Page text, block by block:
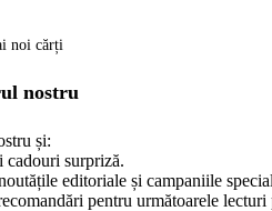
noi cărți
nostru
și:
surpriză.
editoriale și campaniile
pentru următoarele lecturi